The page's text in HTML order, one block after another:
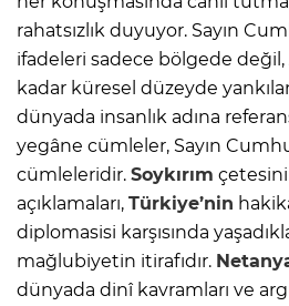
rahatsızlık duyuyor. Sayın
ifadeleri sadece bölgede değil,
kadar küresel düzeyde
dünyada insanlık adına
yegâne cümleler, Sayın
cümleleridir. Soykırım
açıklamaları, Türkiye’nin
diplomasisi karşısında
mağlubiyetin itirafıdır.
dünyada dinî kavramları ve